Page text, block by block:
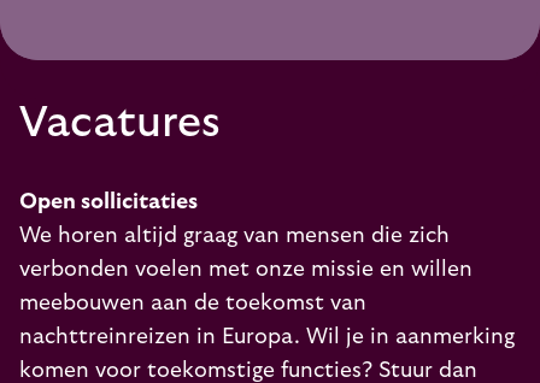
Vacatures
Open sollicitaties
We horen altijd graag van mensen die zich
verbonden voelen met onze missie en willen
meebouwen aan de toekomst van
nachttreinreizen in Europa. Wil je in aanmerking
komen voor toekomstige functies? Stuur dan